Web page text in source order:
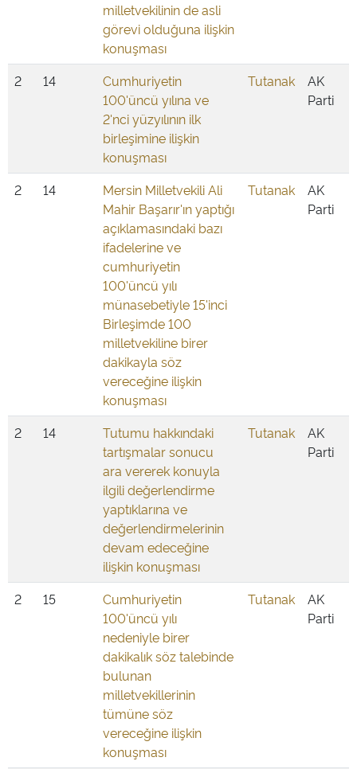
milletvekilinin de asli
görevi olduğuna ilişkin
konuşması
2 14
Cumhuriyetin
100'üncü yılına ve
2'nci yüzyılının ilk
birleşimine ilişkin
konuşması
Tutanak
AK
Parti
2 14
Mersin Milletvekili Ali
Mahir Başarır'ın yaptığı
açıklamasındaki bazı
ifadelerine ve
cumhuriyetin
100'üncü yılı
münasebetiyle 15'inci
Birleşimde 100
milletvekiline birer
dakikayla söz
vereceğine ilişkin
konuşması
Tutanak
AK
Parti
2 14
Tutumu hakkındaki
tartışmalar sonucu
ara vererek konuyla
ilgili değerlendirme
yaptıklarına ve
değerlendirmelerinin
devam edeceğine
ilişkin konuşması
Tutanak
AK
Parti
2 15
Cumhuriyetin
100'üncü yılı
nedeniyle birer
dakikalık söz talebinde
bulunan
milletvekillerinin
tümüne söz
vereceğine ilişkin
konuşması
Tutanak
AK
Parti